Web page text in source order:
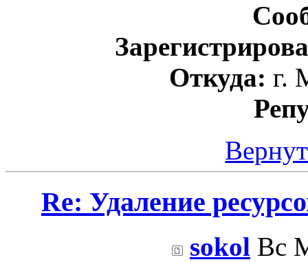
Откуда: г.
Re: Удаление
sokol Вс